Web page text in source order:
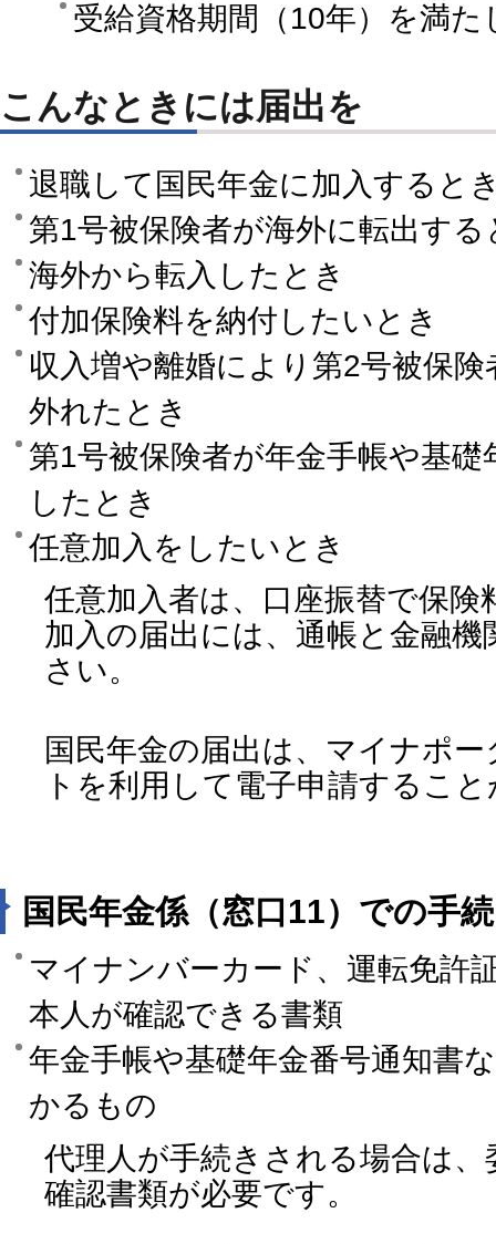
受給資格期間（10年）を満
こんなときには届出を
退職して国民年金に加入すると
第1号被保険者が海外に転出する
海外から転入したとき
付加保険料を納付したいとき
収入増や離婚により第2号被保
外れたとき
第1号被保険者が年金手帳や基
したとき
任意加入をしたいとき
任意加入者は、口座振替で保険
加入の届出には、通帳と金融
さい。
国民年金の届出は、マイナポ
トを利用して電子申請するこ
国民年金係（窓口11）での手
マイナンバーカード、運転免許
本人が確認できる書類
年金手帳や基礎年金番号通知書
かるもの
代理人が手続きされる場合は
確認書類が必要です。